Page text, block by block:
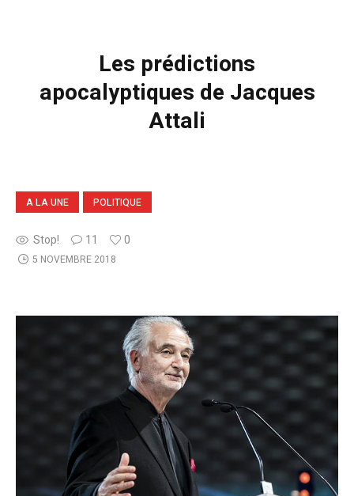
Les prédictions
apocalyptiques de Jacques
Attali
A LA UNE POLITIQUE
Stop! 11 0
5 NOVEMBRE 2018